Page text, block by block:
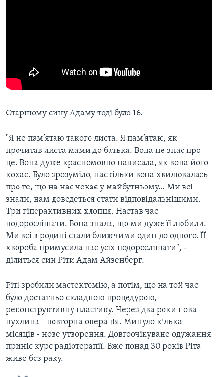
Старшому сину Адаму тоді було 16.
"Я не пам’ятаю такого листа. Я пам’ятаю, як
прочитав листа мами до батька. Вона не знає про
це. Вона дуже красномовно написала, як вона його
кохає. Було зрозуміло, наскільки вона хвилювалась
про те, що на нас чекає у майбутньому… Ми всі
знали, нам доведеться стати відповідальнішими.
Три гіперактивних хлопця. Настав час
подорослішати. Вона знала, що ми дуже її любили.
Ми всі в родині стали ближчими один до одного. ЇЇ
хвороба примусила нас усіх подорослішати", -
ділиться син Ріти Адам Айзенберг​.
​Ріті зробили мастектомію, а потім, що на той час
було достатньо складною процедурою,
реконструктивну пластику. Через два роки нова
пухлина - повторна операція. Минуло кілька
місяців - нове утворення. Довгоочікуване одужання
приніс курс радіотерапії. Вже понад 30 років Ріта
живе без раку. ​